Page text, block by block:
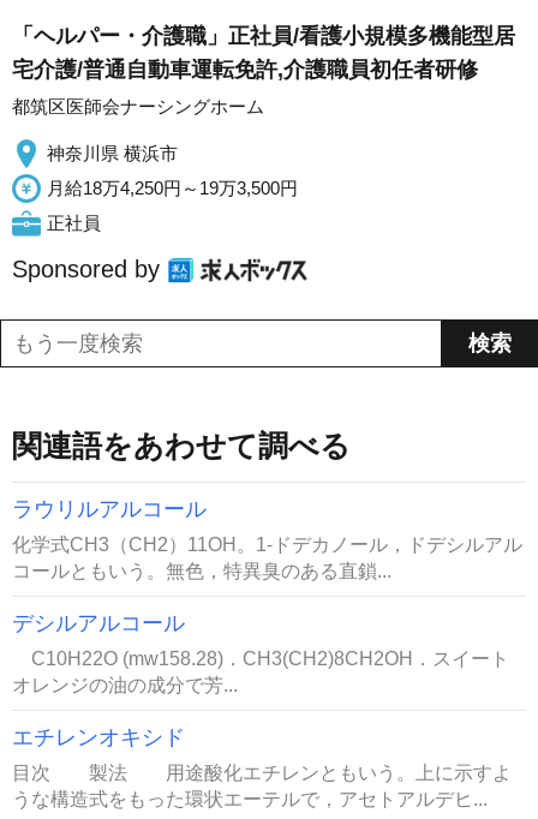
「ヘルパー・介護職」正社員/看護小規模多機能型居
宅介護/普通自動車運転免許,介護職員初任者研修
都筑区医師会ナーシングホーム
神奈川県 横浜市
月給18万4,250円～19万3,500円
正社員
Sponsored by
関連語をあわせて調べる
ラウリルアルコール
化学式CH3（CH2）11OH。1-ドデカノール，ドデシルアル
コールともいう。無色，特異臭のある直鎖...
デシルアルコール
C10H22O (mw158.28)．CH3(CH2)8CH2OH．スイート
オレンジの油の成分で芳...
エチレンオキシド
目次 製法 用途酸化エチレンともいう。上に示すよ
うな構造式をもった環状エーテルで，アセトアルデヒ...